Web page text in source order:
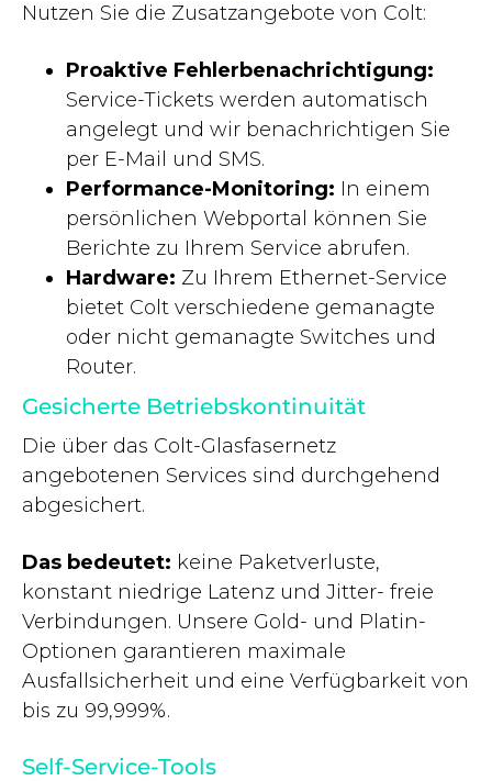
Nutzen Sie die Zusatzangebote von Colt:
Proaktive Fehlerbenachrichtigung:
Service-Tickets werden automatisch
angelegt und wir benachrichtigen Sie
per E-Mail und SMS.
Performance-Monitoring: In einem
persönlichen Webportal können Sie
Berichte zu Ihrem Service abrufen.
Hardware: Zu Ihrem Ethernet-Service
bietet Colt verschiedene gemanagte
oder nicht gemanagte Switches und
Router.
Gesicherte Betriebskontinuität
Die über das Colt-Glasfasernetz
angebotenen Services sind durchgehend
abgesichert.
Das bedeutet: keine Paketverluste,
konstant niedrige Latenz und Jitter- freie
Verbindungen. Unsere Gold- und Platin-
Optionen garantieren maximale
Ausfallsicherheit und eine Verfügbarkeit von
bis zu 99,999%.
Self-Service-Tools